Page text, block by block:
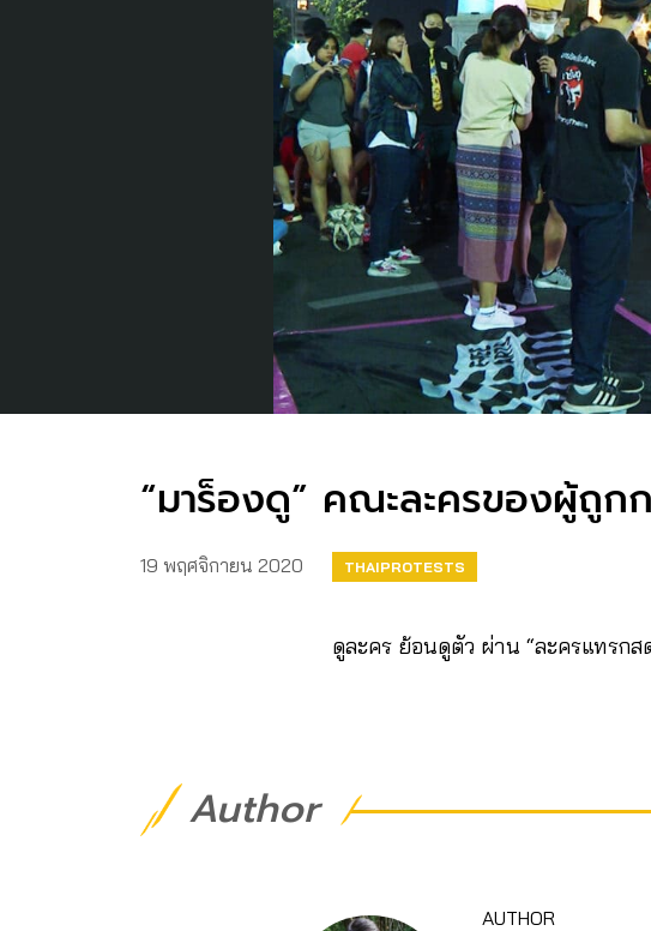
“มาร็องดู” คณะละครของผู้ถูก
19 พฤศจิกายน 2020 THAIPROTESTS
ดูละคร ย้อนดูตัว ผ่าน “ละครแทรก
Author
AUTHOR